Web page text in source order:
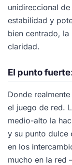
unidireccional
estabilidad y
bien centrado, la
claridad.
El punto
Donde
el juego de red.
medio-alto la
y su punto dulce
en los
mucho en la red